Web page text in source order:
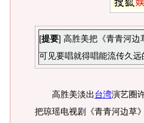
[提要] 高胜美把《青青河边
可见要唱就得唱能流传久
高胜美淡出台湾演艺圈
把琼瑶电视剧《青青河边草